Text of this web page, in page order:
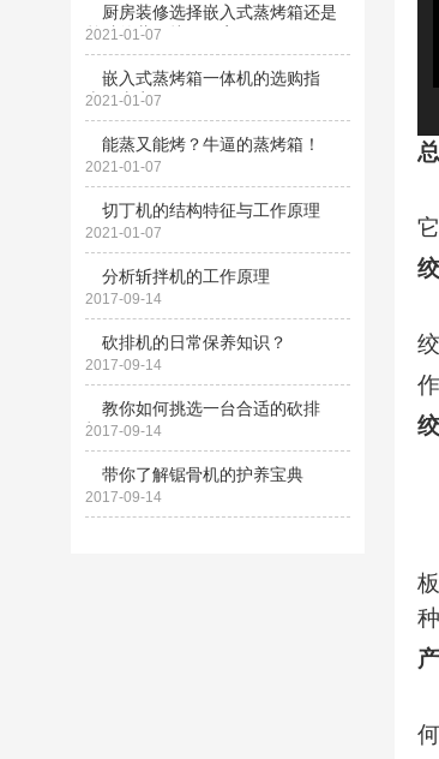
厨房装修选择嵌入式蒸烤箱还是
单独的蒸箱烤箱？家...
2021-01-07
嵌入式蒸烤箱一体机的选购指
南，太实用了！
2021-01-07
能蒸又能烤？牛逼的蒸烤箱！
2021-01-07
切丁机的结构特征与工作原理
2021-01-07
分析斩拌机的工作原理
2017-09-14
砍排机的日常保养知识？
2017-09-14
教你如何挑选一台合适的砍排
机？
2017-09-14
带你了解锯骨机的护养宝典
2017-09-14